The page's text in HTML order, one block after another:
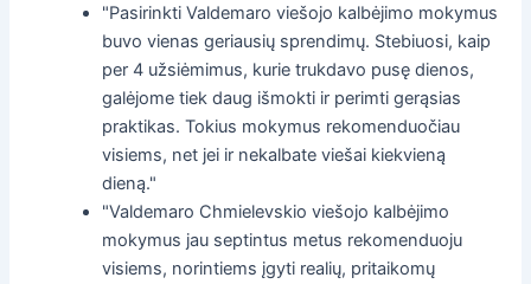
"Pasirinkti Valdemaro viešojo kalbėjimo mokymus
buvo vienas geriausių sprendimų. Stebiuosi, kaip
per 4 užsiėmimus, kurie trukdavo pusę dienos,
galėjome tiek daug išmokti ir perimti gerąsias
praktikas. Tokius mokymus rekomenduočiau
visiems, net jei ir nekalbate viešai kiekvieną
dieną."
"Valdemaro Chmielevskio viešojo kalbėjimo
mokymus jau septintus metus rekomenduoju
visiems, norintiems įgyti realių, pritaikomų